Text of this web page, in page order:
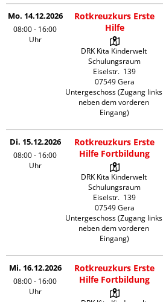
Mo. 14.12.2026
08:00 - 16:00
Uhr
Rotkreuzkurs Erste
Hilfe
DRK Kita Kinderwelt
Schulungsraum
Eiselstr.  139
07549 Gera
Untergeschoss (Zugang links
neben dem vorderen
Eingang)
Di. 15.12.2026
08:00 - 16:00
Uhr
Rotkreuzkurs Erste
Hilfe Fortbildung
DRK Kita Kinderwelt
Schulungsraum
Eiselstr.  139
07549 Gera
Untergeschoss (Zugang links
neben dem vorderen
Eingang)
Mi. 16.12.2026
08:00 - 16:00
Uhr
Rotkreuzkurs Erste
Hilfe Fortbildung